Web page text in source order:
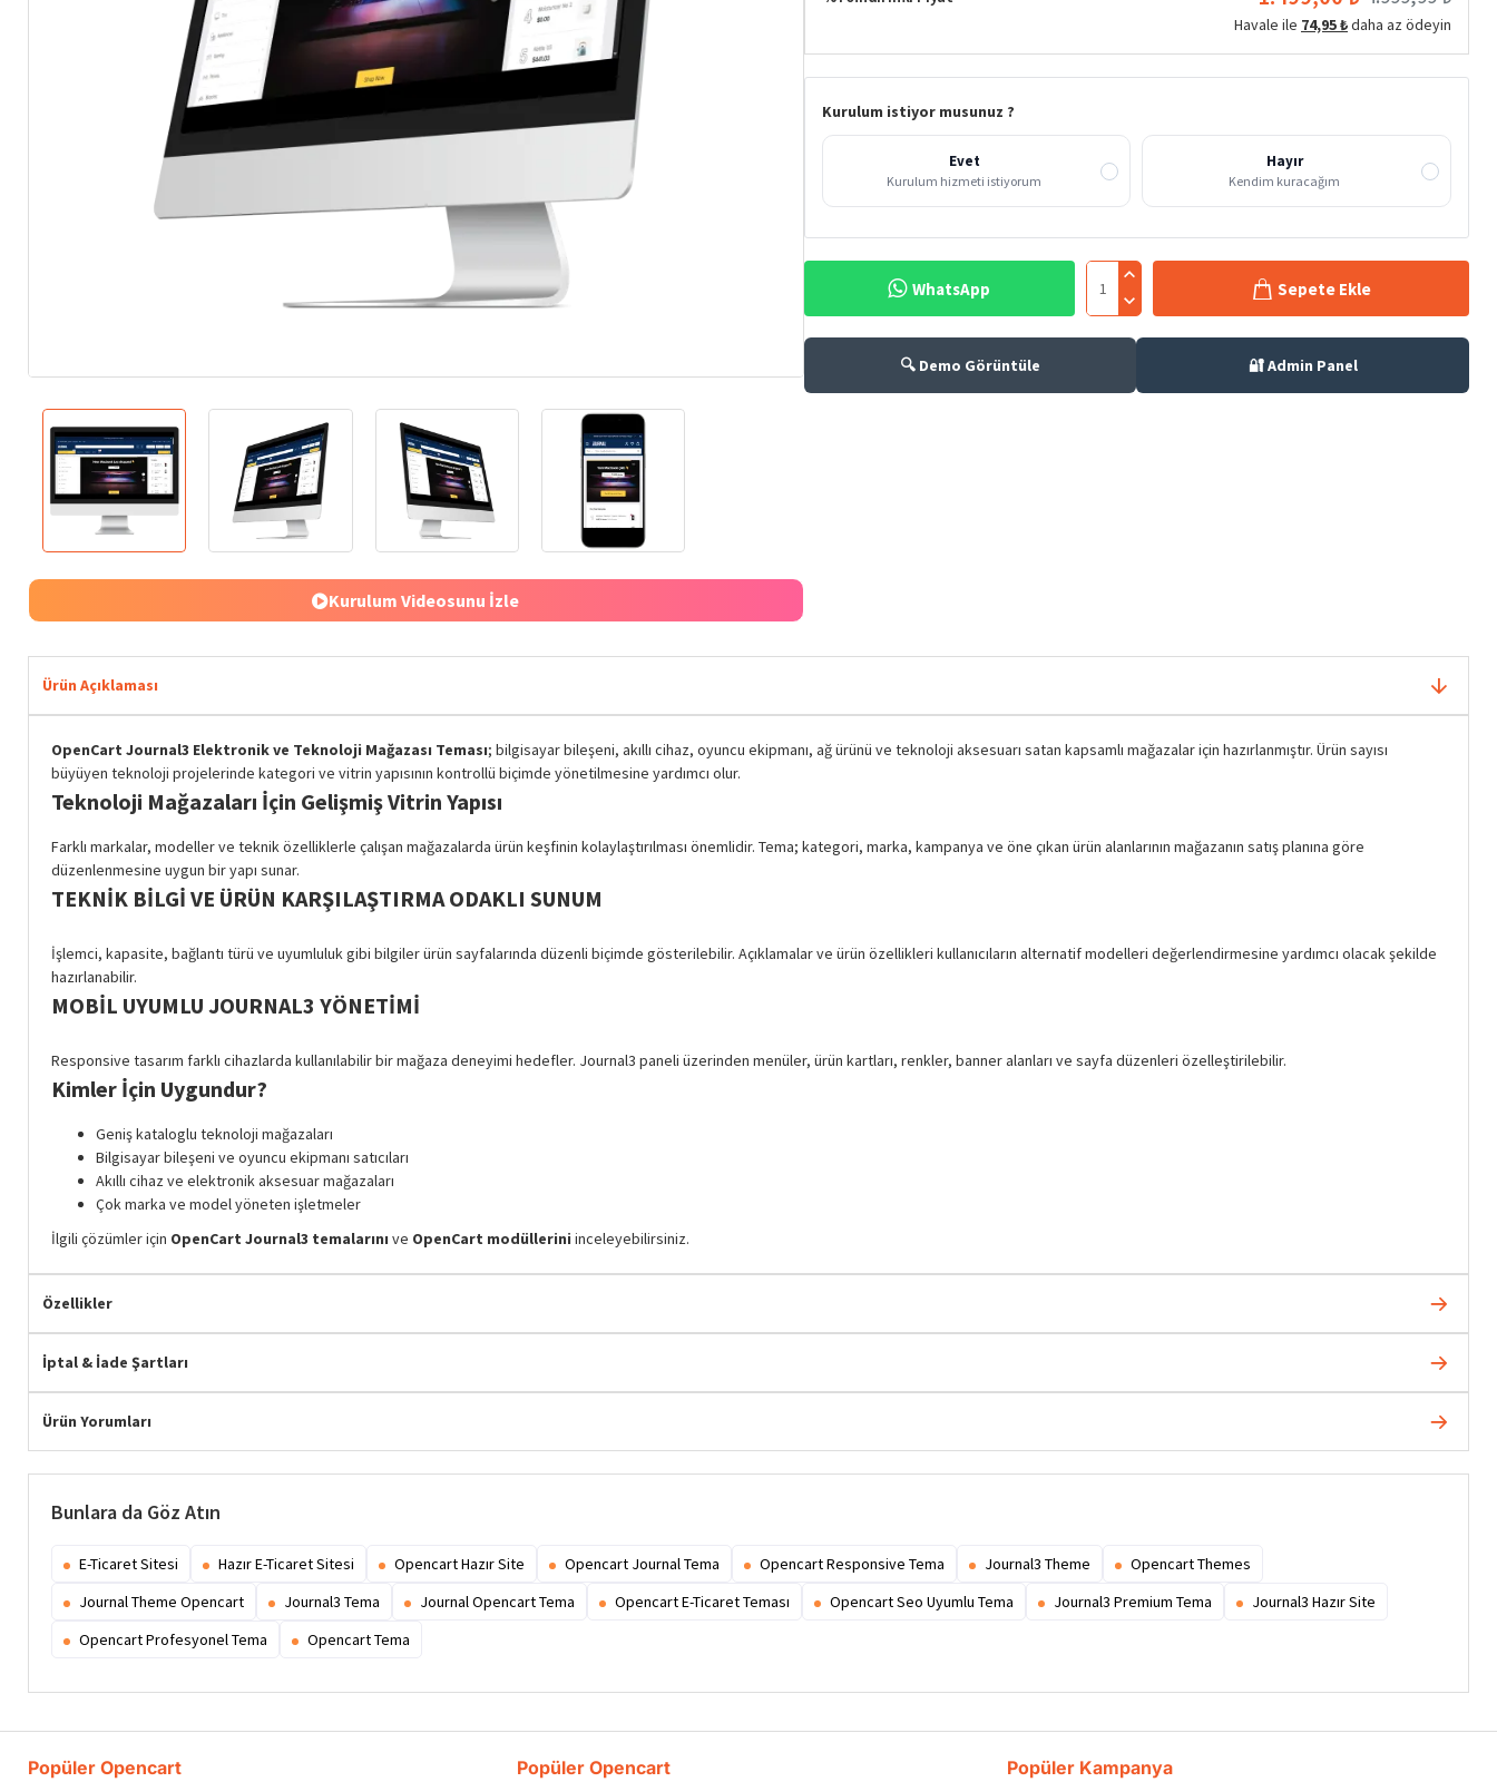
Hemen Teslim
Kurulum Videosunu İzle
Havale ile 74,95 ₺daha az ödeyin
Kurulum istiyor musunuz ?
Evet
Kurulum hizmeti istiyorum
Hayır
Kendim kuracağım
WhatsApp Sepete Ekle
🔍 Demo Görüntüle 🔐 Admin Panel
Ürün Açıklaması
OpenCart Journal3 Elektronik ve Teknoloji Mağazası Teması; bilgisayar bileşeni, akıllı cihaz, oyuncu ekipmanı, ağ ürünü ve teknoloji aksesuarı satan kapsamlı mağazalar için hazırlanmıştır. Ürün sayısı
büyüyen teknoloji projelerinde kategori ve vitrin yapısının kontrollü biçimde yönetilmesine yardımcı olur.
Teknoloji Mağazaları İçin Gelişmiş Vitrin Yapısı
Farklı markalar, modeller ve teknik özelliklerle çalışan mağazalarda ürün keşfinin kolaylaştırılması önemlidir. Tema; kategori, marka, kampanya ve öne çıkan ürün alanlarının mağazanın satış planına göre
düzenlenmesine uygun bir yapı sunar.
TEKNIK BILGI VE ÜRÜN KARŞILAŞTIRMA ODAKLI SUNUM
İşlemci, kapasite, bağlantı türü ve uyumluluk gibi bilgiler ürün sayfalarında düzenli biçimde gösterilebilir. Açıklamalar ve ürün özellikleri kullanıcıların alternatif modelleri değerlendirmesine yardımcı olacak şekilde
hazırlanabilir.
MOBIL UYUMLU JOURNAL3 YÖNETIMI
Responsive tasarım farklı cihazlarda kullanılabilir bir mağaza deneyimi hedefler. Journal3 paneli üzerinden menüler, ürün kartları, renkler, banner alanları ve sayfa düzenleri özelleştirilebilir.
Kimler İçin Uygundur?
Geniş kataloglu teknoloji mağazaları
Bilgisayar bileşeni ve oyuncu ekipmanı satıcıları
Akıllı cihaz ve elektronik aksesuar mağazaları
Çok marka ve model yöneten işletmeler
İlgili çözümler için OpenCart Journal3 temalarını ve OpenCart modüllerini inceleyebilirsiniz.
Özellikler
İptal & İade Şartları
Ürün Yorumları
Bunlara da Göz Atın
E-Ticaret Sitesi Hazır E-Ticaret Sitesi Opencart Hazır Site Opencart Journal Tema Opencart Responsive Tema Journal3 Theme
Opencart Themes
Journal Theme Opencart
Journal3 Tema Journal Opencart Tema Opencart E-Ticaret Teması Opencart Seo Uyumlu Tema Journal3 Premium Tema
Journal3 Hazır Site
Opencart Profesyonel Tema
Opencart Tema
Popüler Opencart
Popüler Opencart
Popüler Kampanya